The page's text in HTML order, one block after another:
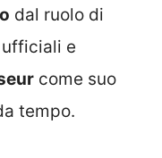
dal ruolo di
e
come suo
tempo.